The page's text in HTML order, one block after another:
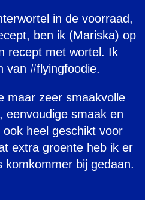
in de voorraad,
ben ik (Mariska) op
recept met wortel. Ik
van #flyingfoodie.
maar zeer smaakvolle
eenvoudige smaak en
heel geschikt voor
extra groente heb ik er
komkommer bij gedaan.